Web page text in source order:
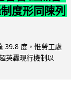
度形同陳列
39.8 度，惟勞工處
英轟現行機制以